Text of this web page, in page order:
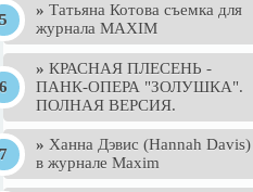
» Татьяна Котова съемка для
журнала MAXIM
» КРАСНАЯ ПЛЕСЕНЬ -
ПАНК-ОПЕРА "ЗОЛУШКА".
ПОЛНАЯ ВЕРСИЯ.
» Ханна Дэвис (Hannah Davis)
в журнале Maxim